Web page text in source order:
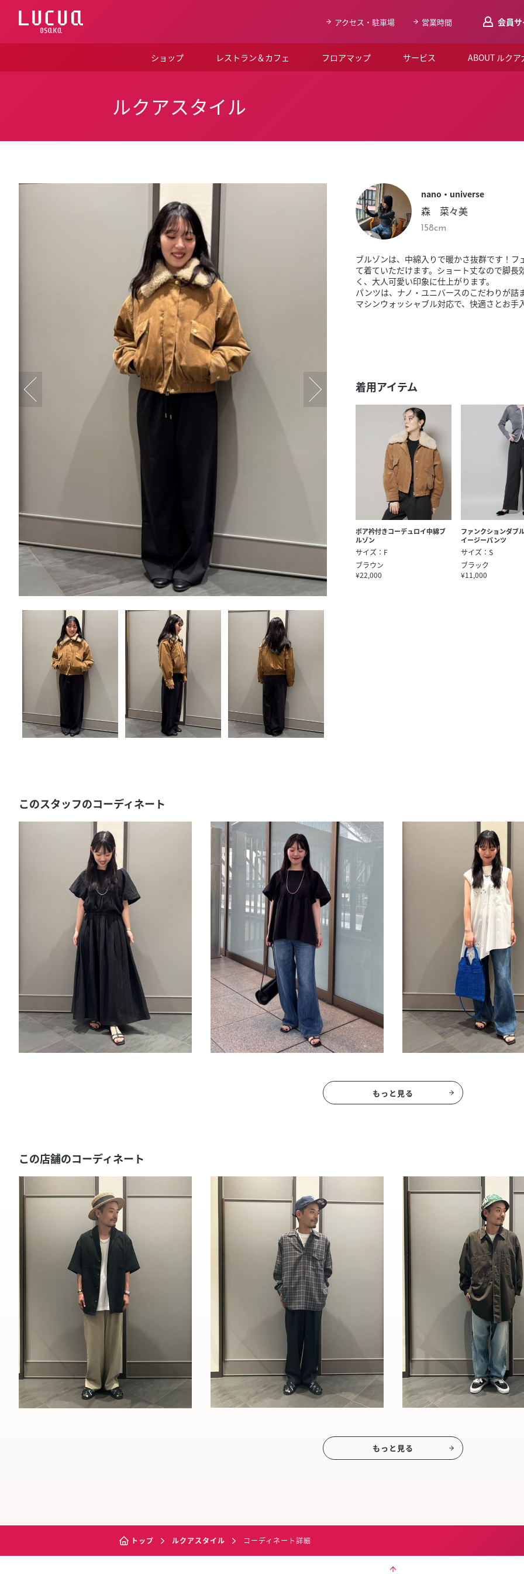
ス
アクセス・駐車場 営業時間 会員
ショップ レストラン＆カフェ フロアマップ サービス ABOUT ルクア
SNSアカウント一覧
LUCUAブライダルクラブ
スタッフ募集（長期で働
スタッフ募集（スポット
方）
ルクアスタイル
nano・universe
森 菜々美
158cm
ブルゾンは、中綿入りで暖かさ抜群です！
て着ていただけます。ショート丈なので脚
く、大人可愛い印象に仕上がります。
パンツは、ナノ・ユニバースのこだわりが詰
マシンウォッシャブル対応で、快適さとお手
着用アイテム
ボア衿付きコーデュロイ中綿ブ
ルゾン
サイズ：F
ブラウン
¥22,000
ファンクションダブ
イージーパンツ
サイズ：S
ブラック
¥11,000
このスタッフのコーディネート
もっと見る
この店舗のコーディネート
もっと見る
トップ ルクアスタイル コーディネート詳細